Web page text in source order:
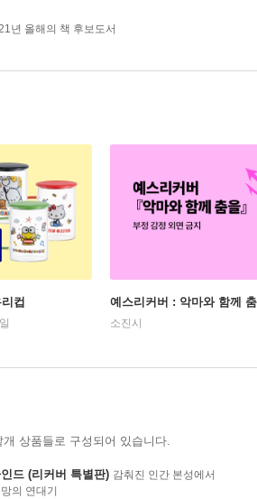
년 올해의 책 후보도서
컵 예스리커버 : 악마와 함께
소진시
상품들로 구성되어 있습니다.
드 (리커버 특별판) 감춰진 인간 본성에서
의 연대기